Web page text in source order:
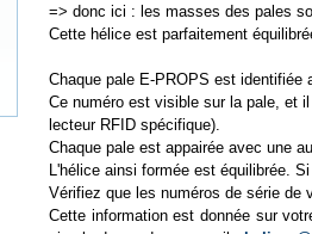
=> donc ici : les masses des pales
Cette hélice est parfaitement
Chaque pale E-PROPS est identifiée
Ce numéro est visible sur la pale, et
lecteur RFID spécifique).
Chaque pale est appairée avec une
L'hélice ainsi formée est équilibrée.
Vérifiez que les numéros de série de
Cette information est donnée sur